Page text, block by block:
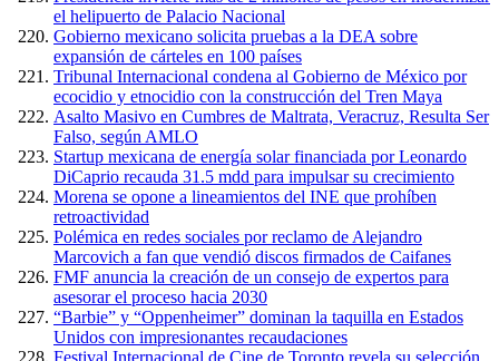
el helipuerto de Palacio Nacional
Gobierno mexicano solicita pruebas a la DEA sobre
expansión de cárteles en 100 países
Tribunal Internacional condena al Gobierno de México por
ecocidio y etnocidio con la construcción del Tren Maya
Asalto Masivo en Cumbres de Maltrata, Veracruz, Resulta Ser
Falso, según AMLO
Startup mexicana de energía solar financiada por Leonardo
DiCaprio recauda 31.5 mdd para impulsar su crecimiento
Morena se opone a lineamientos del INE que prohíben
retroactividad
Polémica en redes sociales por reclamo de Alejandro
Marcovich a fan que vendió discos firmados de Caifanes
FMF anuncia la creación de un consejo de expertos para
asesorar el proceso hacia 2030
“Barbie” y “Oppenheimer” dominan la taquilla en Estados
Unidos con impresionantes recaudaciones
Festival Internacional de Cine de Toronto revela su selección